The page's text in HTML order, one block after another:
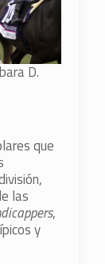
D.
que
las
,
y